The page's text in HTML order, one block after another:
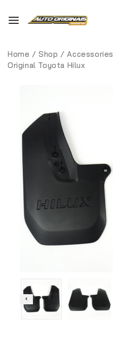
Home / Shop / Accessories
Original Toyota Hilux